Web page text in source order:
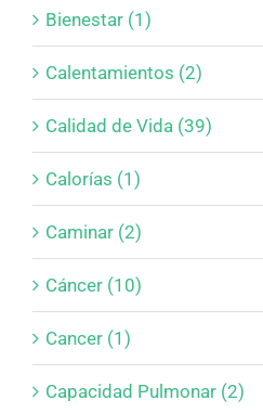
Bienestar (1)
Calentamientos (2)
Calidad de Vida (39)
Calorías (1)
Caminar (2)
Cáncer (10)
Cancer (1)
Capacidad Pulmonar (2)